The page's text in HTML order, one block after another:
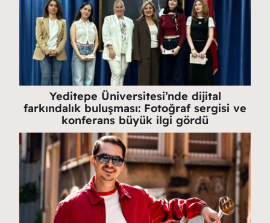
Yeditepe Üniversitesi’nde dijital
farkındalık buluşması: Fotoğraf sergisi ve
konferans büyük ilgi gördü